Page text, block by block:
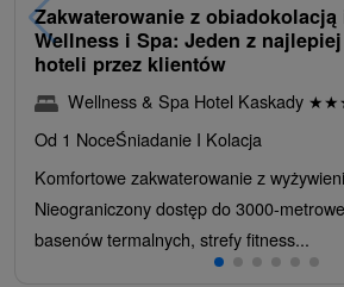
Zakwaterowanie z
Wellness i Spa: Jeden z
hoteli przez klientów
Wellness & Spa Hotel Kaskady ★★
Od 1 NoceŚniadanie I Kolacja
Komfortowe zakwaterowanie z
Nieograniczony dostęp do 3000-
basenów termalnych, strefy fitness...